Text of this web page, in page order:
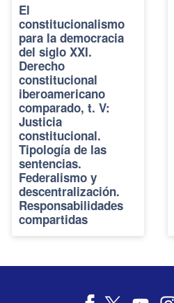
El
constitucionalismo
para la democracia
del siglo XXI.
Derecho
constitucional
iberoamericano
comparado, t. V:
Justicia
constitucional.
Tipología de las
sentencias.
Federalismo y
descentralización.
Responsabilidades
compartidas